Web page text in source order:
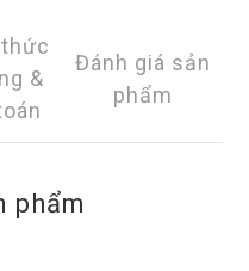
&
Đánh giá sản
phẩm
phẩm